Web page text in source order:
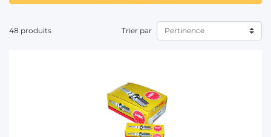
JOHN DEERE (2)
MASSEY FERGUSON (2)
48 produits Trier par